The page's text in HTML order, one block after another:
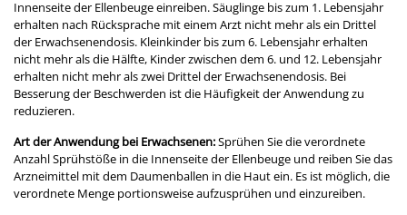
Innenseite der Ellenbeuge einreiben. Säuglinge bis zum 1. Lebensjahr
erhalten nach Rücksprache mit einem Arzt nicht mehr als ein Drittel
der Erwachsenendosis. Kleinkinder bis zum 6. Lebensjahr erhalten
nicht mehr als die Hälfte, Kinder zwischen dem 6. und 12. Lebensjahr
erhalten nicht mehr als zwei Drittel der Erwachsenendosis. Bei
Besserung der Beschwerden ist die Häufigkeit der Anwendung zu
reduzieren.
Art der Anwendung bei Erwachsenen:Sprühen Sie die verordnete
Anzahl Sprühstöße in die Innenseite der Ellenbeuge und reiben Sie das
Arzneimittel mit dem Daumenballen in die Haut ein. Es ist möglich, die
verordnete Menge portionsweise aufzusprühen und einzureiben.